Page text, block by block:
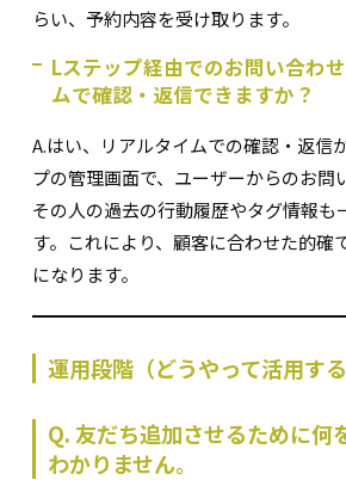
らい、予約内容を受け取ります。
Lステップ経由でのお問い合わ
ムで確認・返信できますか？
A.はい、リアルタイムでの確認・返信
プの管理画面で、ユーザーからのお問
その人の過去の行動履歴やタグ情報も
す。これにより、顧客に合わせた的確
になります。
運用段階（どうやって活用する
Q. 友だち追加させるために何
わかりません。